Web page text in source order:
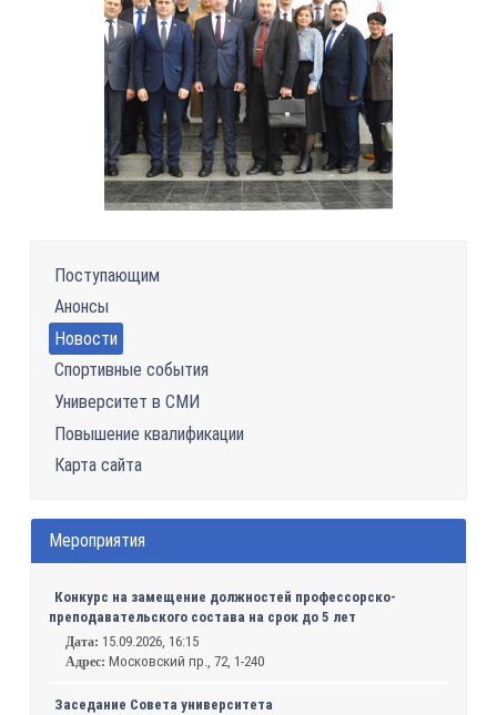
Поступающим
Анонсы
Новости
Спортивные события
Университет в СМИ
Повышение квалификации
Карта сайта
Мероприятия
Конкурс на замещение должностей профессорско-
преподавательского состава на срок до 5 лет
Дата: 15.09.2026, 16:15
Адрес: Московский пр., 72, 1-240
Заседание Совета университета